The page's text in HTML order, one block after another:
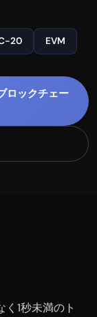
20 EVM
ックチェー
1秒未満のト